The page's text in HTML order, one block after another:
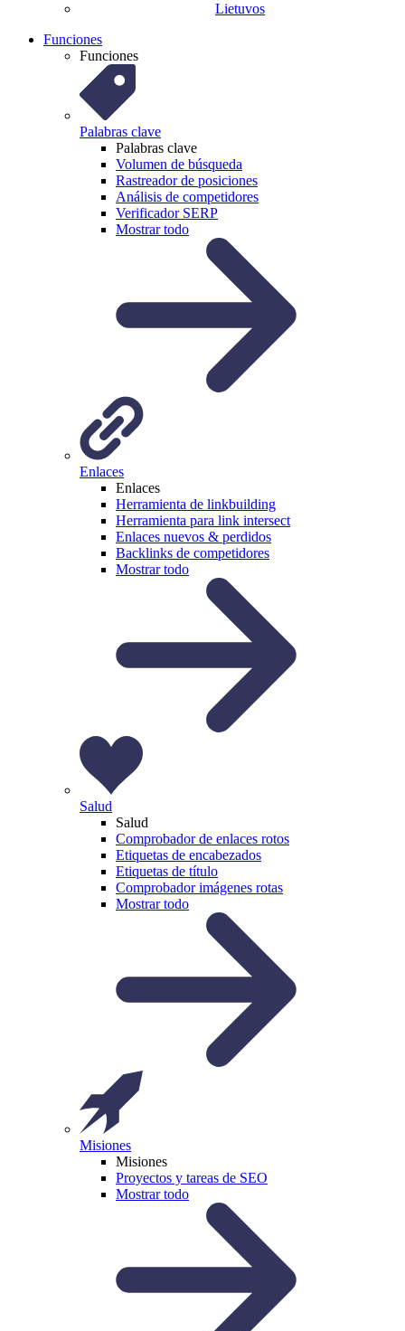
Lietuvos
Funciones
Funciones
Palabras clave
Palabras clave
Volumen de búsqueda
Rastreador de posiciones
Análisis de competidores
Verificador SERP
Mostrar todo
Enlaces
Enlaces
Herramienta de linkbuilding
Herramienta para link intersect
Enlaces nuevos & perdidos
Backlinks de competidores
Mostrar todo
Salud
Salud
Comprobador de enlaces rotos
Etiquetas de encabezados
Etiquetas de título
Comprobador imágenes rotas
Mostrar todo
Misiones
Misiones
Proyectos y tareas de SEO
Mostrar todo